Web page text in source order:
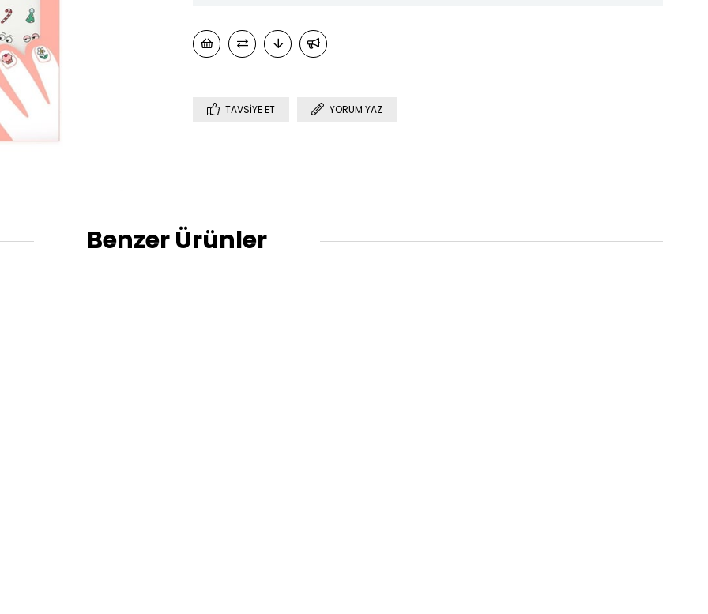
TAVSIYE ET YORUM YAZ
Benzer Ürünler